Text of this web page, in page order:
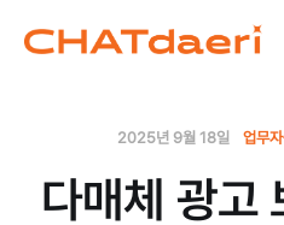
2025년 9월 18일 업무
다매체 광고